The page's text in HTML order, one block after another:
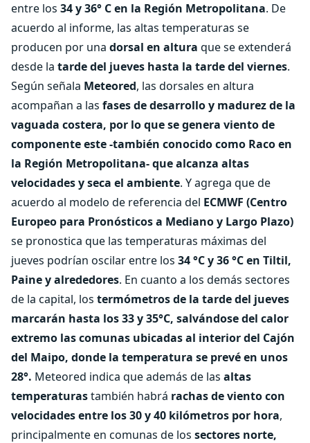
entre los 34 y 36° C en la Región Metropolitana. De
acuerdo al informe, las altas temperaturas se
producen por una dorsal en altura que se extenderá
desde la tarde del jueves hasta la tarde del viernes.
Según señala Meteored, las dorsales en altura
acompañan a las fases de desarrollo y madurez de la
vaguada costera, por lo que se genera viento de
componente este -también conocido como Raco en
la Región Metropolitana- que alcanza altas
velocidades y seca el ambiente. Y agrega que de
acuerdo al modelo de referencia del ECMWF (Centro
Europeo para Pronósticos a Mediano y Largo Plazo)
se pronostica que las temperaturas máximas del
jueves podrían oscilar entre los 34 °C y 36 °C en Tiltil,
Paine y alrededores. En cuanto a los demás sectores
de la capital, los termómetros de la tarde del jueves
marcarán hasta los 33 y 35°C, salvándose del calor
extremo las comunas ubicadas al interior del Cajón
del Maipo, donde la temperatura se prevé en unos
28°. Meteored indica que además de las altas
temperaturastambién habrá rachas de viento con
velocidades entre los 30 y 40 kilómetros por hora,
principalmente en comunas de los sectores norte,